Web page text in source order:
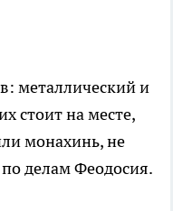
металлический и
стоит на месте,
монахинь, не
делам Феодосия.